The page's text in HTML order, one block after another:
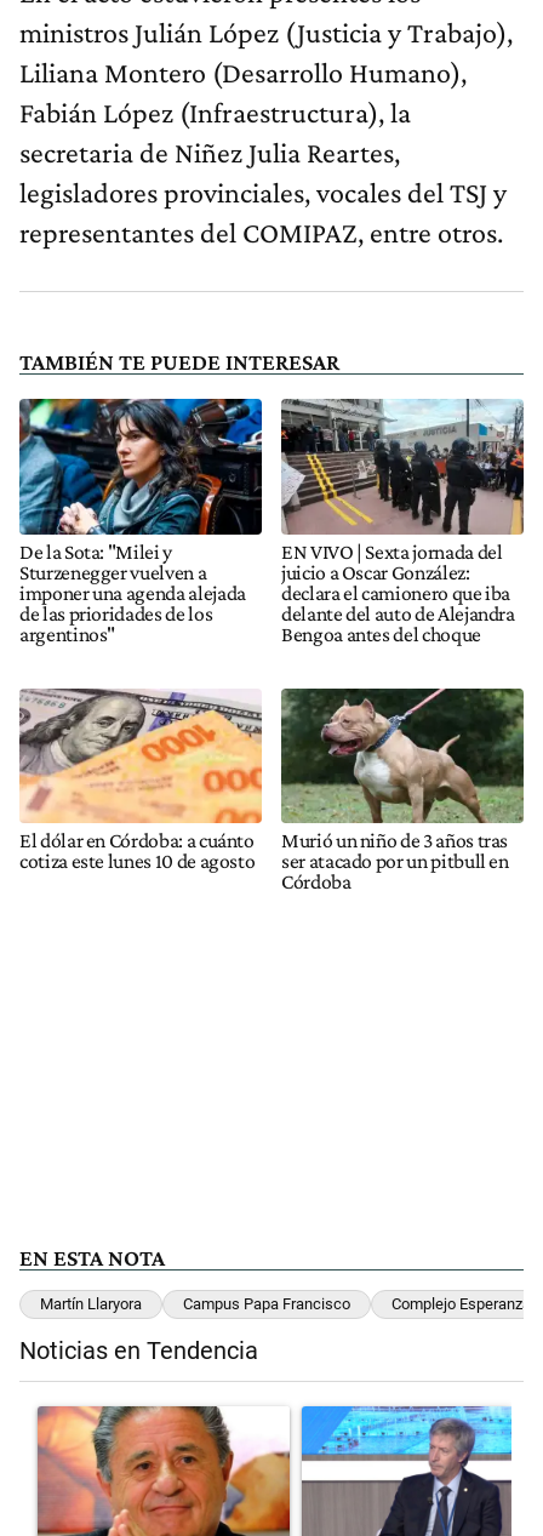
ministros Julián López (Justicia y Trabajo),
Liliana Montero (Desarrollo Humano),
Fabián López (Infraestructura), la
secretaria de Niñez Julia Reartes,
legisladores provinciales, vocales del TSJ y
representantes del COMIPAZ, entre otros.
TAMBIÉN TE PUEDE INTERESAR
De la Sota: "Milei y
Sturzenegger vuelven a
imponer una agenda alejada
de las prioridades de los
argentinos"
EN VIVO | Sexta jornada del
juicio a Oscar González:
declara el camionero que iba
delante del auto de Alejandra
Bengoa antes del choque
El dólar en Córdoba: a cuánto
cotiza este lunes 10 de agosto
Murió un niño de 3 años tras
ser atacado por un pitbull en
Córdoba
EN ESTA NOTA
Martín Llaryora Campus Papa Francisco Complejo Esperanza
Noticias en Tendencia
Este listado muestra los artículos con más comentarios en los
Un artículo de tendencia con el título "Vacunatorio VIP: piden
Un artículo de tendencia con el